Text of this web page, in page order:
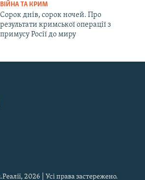
ВІЙНА ТА КРИМ
Сорок днів, сорок ночей. Про
результати кримської операції з
примусу Росії до миру
2026 | Усі права застережено.